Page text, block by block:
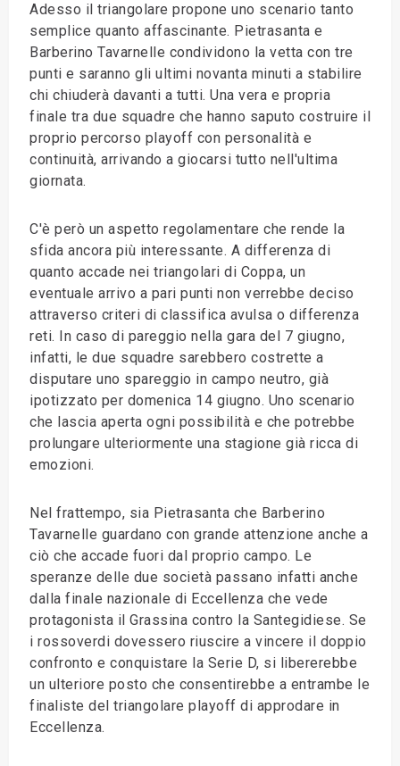
Adesso il triangolare propone uno scenario tanto
semplice quanto affascinante. Pietrasanta e
Barberino Tavarnelle condividono la vetta con tre
punti e saranno gli ultimi novanta minuti a stabilire
chi chiuderà davanti a tutti. Una vera e propria
finale tra due squadre che hanno saputo costruire il
proprio percorso playoff con personalità e
continuità, arrivando a giocarsi tutto nell'ultima
giornata.
C'è però un aspetto regolamentare che rende la
sfida ancora più interessante. A differenza di
quanto accade nei triangolari di Coppa, un
eventuale arrivo a pari punti non verrebbe deciso
attraverso criteri di classifica avulsa o differenza
reti. In caso di pareggio nella gara del 7 giugno,
infatti, le due squadre sarebbero costrette a
disputare uno spareggio in campo neutro, già
ipotizzato per domenica 14 giugno. Uno scenario
che lascia aperta ogni possibilità e che potrebbe
prolungare ulteriormente una stagione già ricca di
emozioni.
Nel frattempo, sia Pietrasanta che Barberino
Tavarnelle guardano con grande attenzione anche a
ciò che accade fuori dal proprio campo. Le
speranze delle due società passano infatti anche
dalla finale nazionale di Eccellenza che vede
protagonista il Grassina contro la Santegidiese. Se
i rossoverdi dovessero riuscire a vincere il doppio
confronto e conquistare la Serie D, si libererebbe
un ulteriore posto che consentirebbe a entrambe le
finaliste del triangolare playoff di approdare in
Eccellenza.